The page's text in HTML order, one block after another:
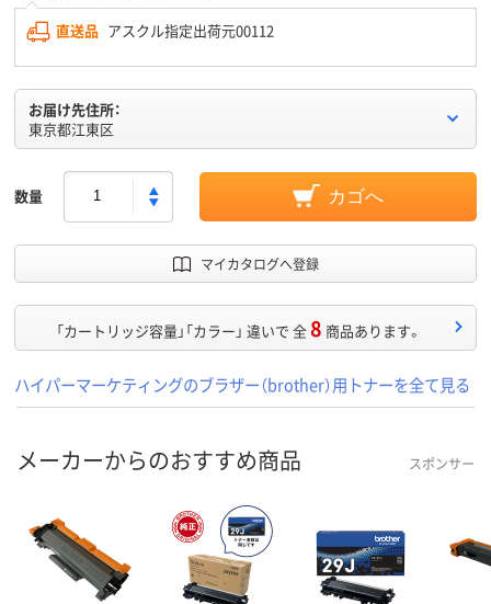
直送品 アスクル指定出荷元00112
お届け先住所：
東京都江東区
数量 カゴへ
マイカタログへ登録
「カートリッジ容量」「カラー」 違いで 全8 商品あります。
ハイパーマーケティングのブラザー（brother）用トナーを全て見る
メーカーからのおすすめ商品 スポンサー